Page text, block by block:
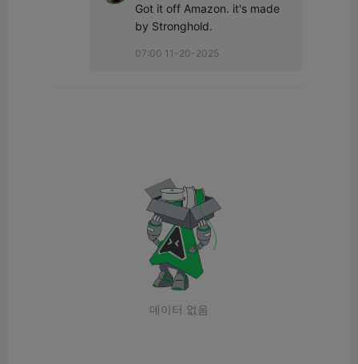
Got it off Amazon. it's made
by Stronghold.
07:00 11-20-2025
데이터 없음